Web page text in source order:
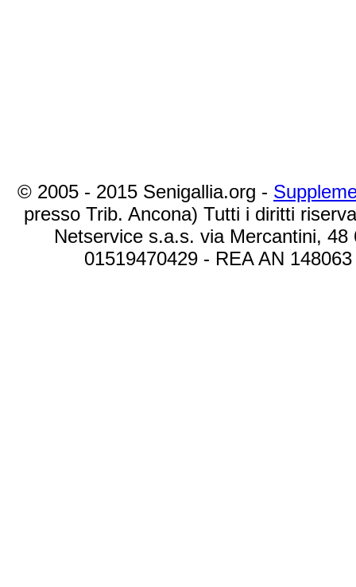
© 2005 - 2015 Senigallia.org -
presso Trib. Ancona) Tutti i diritti
Netservice s.a.s. via Mercantini,
01519470429 - REA AN